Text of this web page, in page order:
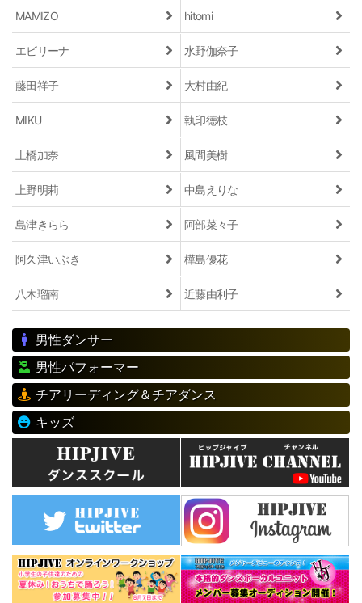
MAMIZO hitomi
エビリーナ 水野伽奈子
藤田祥子 大村由紀
MIKU 執印徳枝
土橋加奈 風間美樹
上野明莉 中島えりな
島津きらら 阿部菜々子
阿久津いぶき 樺島優花
八木瑠南 近藤由利子
男性ダンサー
男性パフォーマー
チアリーディング＆チアダンス
キッズ